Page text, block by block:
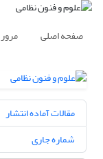
صفحه اصلی مرور
مقالات آماده انتشار
شماره جاری